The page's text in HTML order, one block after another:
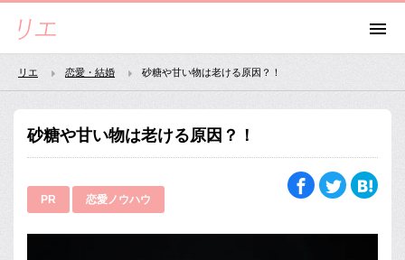
リエ 恋愛・結婚 砂糖や甘い物は老ける原因？！
砂糖や甘い物は老ける原因？！
PR 恋愛ノウハウ